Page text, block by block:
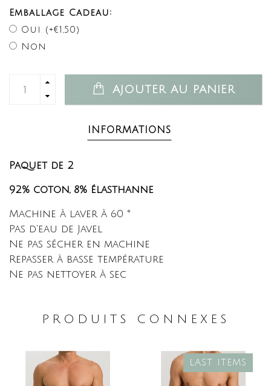
Emballage Cadeau:
Oui (+€1,50)
Non
AJOUTER AU PANIER
INFORMATIONS
Paquet de 2
92% coton, 8% élasthanne
Machine à laver à 60 °
Pas d'eau de Javel
Ne pas sécher en machine
Repasser à basse température
Ne pas nettoyer à sec
PRODUITS CONNEXES
LAST ITEMS